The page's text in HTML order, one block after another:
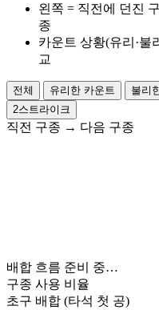
왼쪽 = 직전에 던진
종
카운트 상황(유리·불
교
전체 유리한 카운트 불리
2스트라이크
직전 구종 → 다음 구종
배합 흐름 준비 중…
구종 사용 비율
초구 배합 (타석 첫 공)